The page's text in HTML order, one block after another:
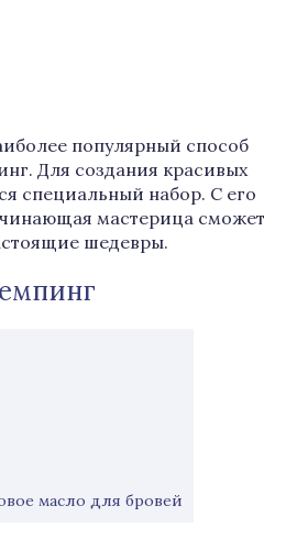
популярный способ
Для создания красивых
специальный набор. С его
мастерица сможет
шедевры.
масло для бровей